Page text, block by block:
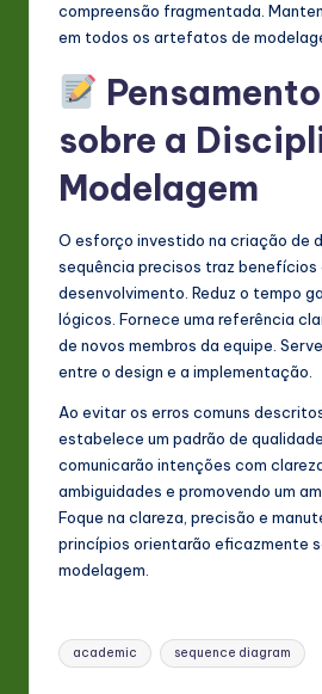
compreensão fragmentada.
em todos os artefatos de
sobre a
Modelagem
O esforço investido na criação de
sequência precisos traz benefícios
desenvolvimento. Reduz o tempo
lógicos. Fornece uma referência
de novos membros da equipe.
entre o design e a implementação.
Ao evitar os erros comuns
estabelece um padrão de
comunicarão intenções com
ambiguidades e promovendo um
Foque na clareza, precisão e
princípios orientarão eficazmente
modelagem.
Tags:
academic sequence diagram